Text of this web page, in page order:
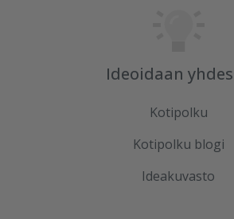
Ideoidaan
Kotipolku
Kotipolku blogi
Ideakuvasto